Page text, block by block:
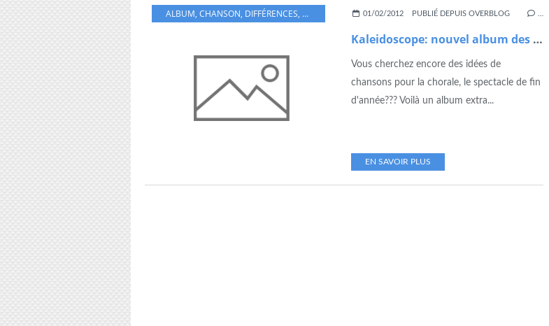
ALBUM, CHANSON, DIFFÉRENCES, ENFANTASIQUES,KALEIDOSCOPE
01/02/2012 PUBLIÉ DEPUIS OVERBLOG
Kaleidoscope: nouvel album des enfantastiques
Vous cherchez encore des idées de
chansons pour la chorale, le spectacle de fin
d'année??? Voilà un album extra...
EN SAVOIR PLUS